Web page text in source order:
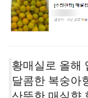
황매실로 올해
달콤한 복숭아